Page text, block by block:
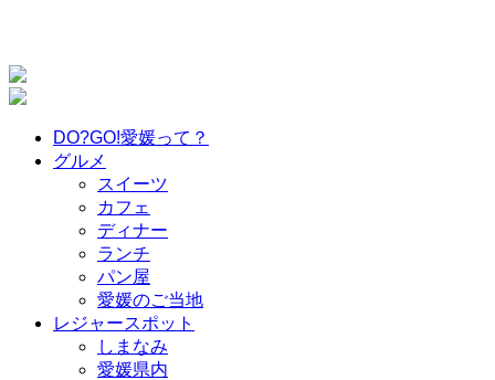
DO?GO!愛媛って？
グルメ
スイーツ
カフェ
ディナー
ランチ
パン屋
愛媛のご当地
レジャースポット
しまなみ
愛媛県内